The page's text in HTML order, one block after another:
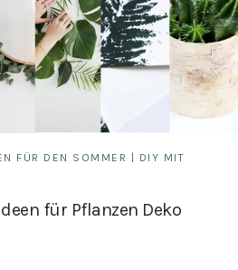
FÜR DEN SOMMER | DIY MIT
für Pflanzen Deko